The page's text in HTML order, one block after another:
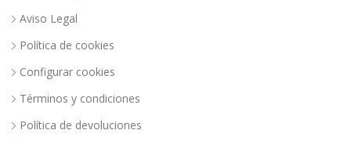
Aviso Legal
Política de cookies
Configurar cookies
Términos y condiciones
Política de devoluciones